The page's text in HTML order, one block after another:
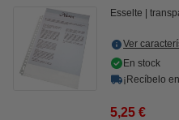
Esselte
Ver
En stock
¡Recíbelo
5,25 €